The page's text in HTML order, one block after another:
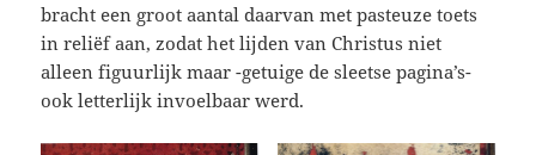
bracht een groot aantal daarvan met pasteuze toets
in reliëf aan, zodat het lijden van Christus niet
alleen figuurlijk maar -getuige de sleetse pagina’s-
ook letterlijk invoelbaar werd.